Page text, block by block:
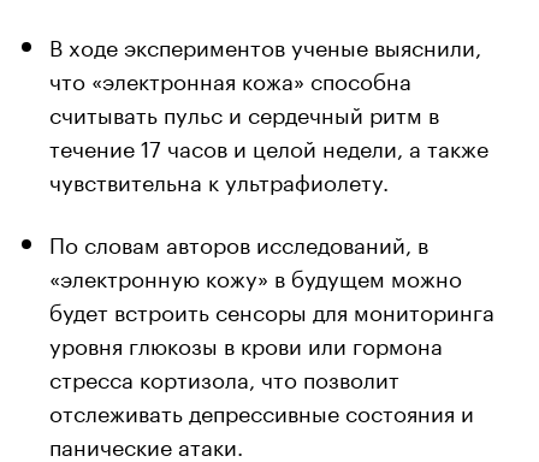
В ходе экспериментов ученые выяснили,
что «электронная кожа» способна
считывать пульс и сердечный ритм в
течение 17 часов и целой недели, а также
чувствительна к ультрафиолету.
По словам авторов исследований, в
«электронную кожу» в будущем можно
будет встроить сенсоры для мониторинга
уровня глюкозы в крови или гормона
стресса кортизола, что позволит
отслеживать депрессивные состояния и
панические атаки.